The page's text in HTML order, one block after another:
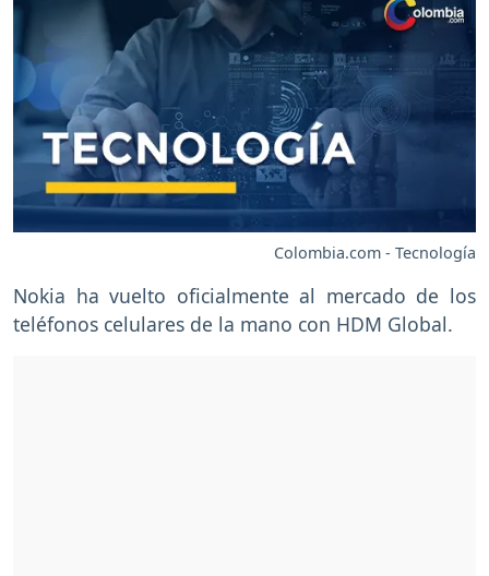
Colombia.com - Tecnología
Nokia ha vuelto oficialmente al mercado de los
teléfonos celulares de la mano con HDM Global.